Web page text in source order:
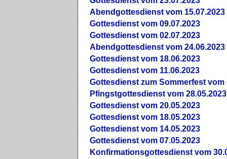
Abendgottesdienst vom 15.07.2023
Gottesdienst vom 09.07.2023
Gottesdienst vom 02.07.2023
Abendgottesdienst vom 24.06.2023
Gottesdienst vom 18.06.2023
Gottesdienst vom 11.06.2023
Gottesdienst zum Sommerfest vom
Pfingstgottesdienst vom 28.05.2023
Gottesdienst vom 20.05.2023
Gottesdienst vom 18.05.2023
Gottesdienst vom 14.05.2023
Gottesdienst vom 07.05.2023
Konfirmationsgottesdienst vom